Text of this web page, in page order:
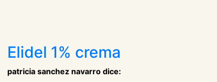
Elidel 1% crema
patricia sanchez navarro dice: